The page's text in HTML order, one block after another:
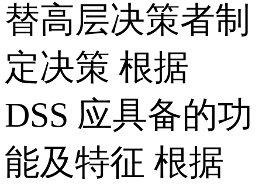
替高层决策者制
定决策 根据
DSS 应具备的功
能及特征 根据